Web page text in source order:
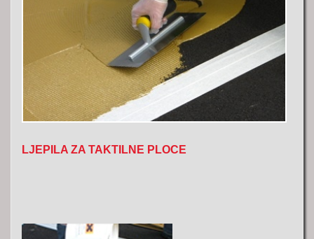
LJEPILA ZA TAKTILNE PLOCE